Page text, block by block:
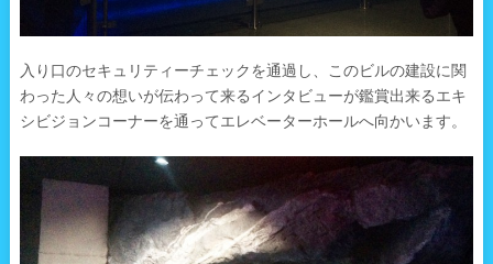
入り口のセキュリティーチェックを通過し、このビルの建設に関
わった人々の想いが伝わって来るインタビューが鑑賞出来るエキ
シビジョンコーナーを通ってエレベーターホールへ向かいます。